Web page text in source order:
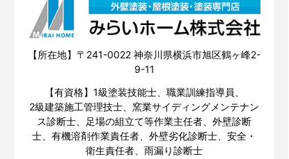
【所在地】〒241-0022 神奈川県横浜市旭区鶴ヶ峰2-
9-11
【有資格】1級塗装技能士、職業訓練指導員、
2級建築施工管理技士、窯業サイディングメンテナン
ス診断士、足場の組立て等作業主任者、外壁診断
士、有機溶剤作業責任者、外壁劣化診断士、安全・
衛生責任者、雨漏り診断士